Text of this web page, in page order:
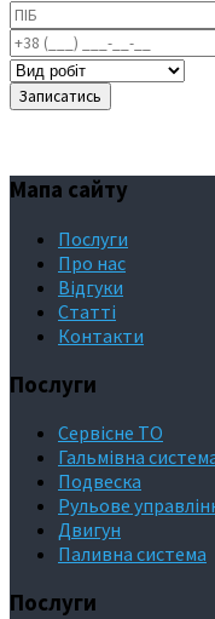
Мапа сайту
Послуги
Про нас
Відгуки
Статті
Контакти
Послуги
Сервісне ТО
Гальмівна
Подвеска
Рульове
Двигун
Паливна система
Послуги